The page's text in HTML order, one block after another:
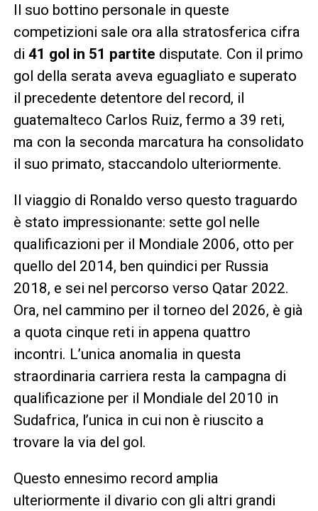
Il suo bottino personale in queste
competizioni sale ora alla stratosferica cifra
di 41 gol in 51 partite disputate. Con il primo
gol della serata aveva eguagliato e superato
il precedente detentore del record, il
guatemalteco Carlos Ruiz, fermo a 39 reti,
ma con la seconda marcatura ha consolidato
il suo primato, staccandolo ulteriormente.
Il viaggio di Ronaldo verso questo traguardo
è stato impressionante: sette gol nelle
qualificazioni per il Mondiale 2006, otto per
quello del 2014, ben quindici per Russia
2018, e sei nel percorso verso Qatar 2022.
Ora, nel cammino per il torneo del 2026, è già
a quota cinque reti in appena quattro
incontri. L’unica anomalia in questa
straordinaria carriera resta la campagna di
qualificazione per il Mondiale del 2010 in
Sudafrica, l’unica in cui non è riuscito a
trovare la via del gol.
Questo ennesimo record amplia
ulteriormente il divario con gli altri grandi